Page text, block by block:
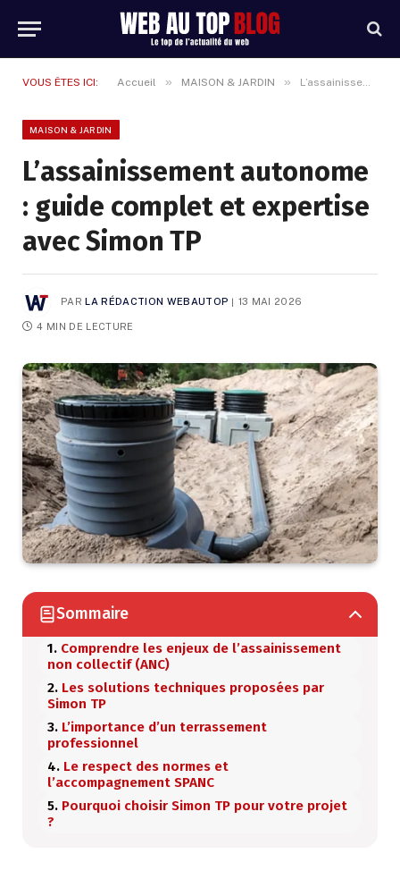
VOUS ÊTES ICI: Accueil » MAISON & JARDIN » L’assainissement autonome : guide complet et expertise avec Simon TP
MAISON & JARDIN
L’assainissement autonome
: guide complet et expertise
avec Simon TP
PAR LA RÉDACTION WEBAUTOP 13 MAI 2026
4 MIN DE LECTURE
Sommaire
Comprendre les enjeux de l’assainissement
non collectif (ANC)
Les solutions techniques proposées par
Simon TP
L’importance d’un terrassement
professionnel
Le respect des normes et
l’accompagnement SPANC
Pourquoi choisir Simon TP pour votre projet
?